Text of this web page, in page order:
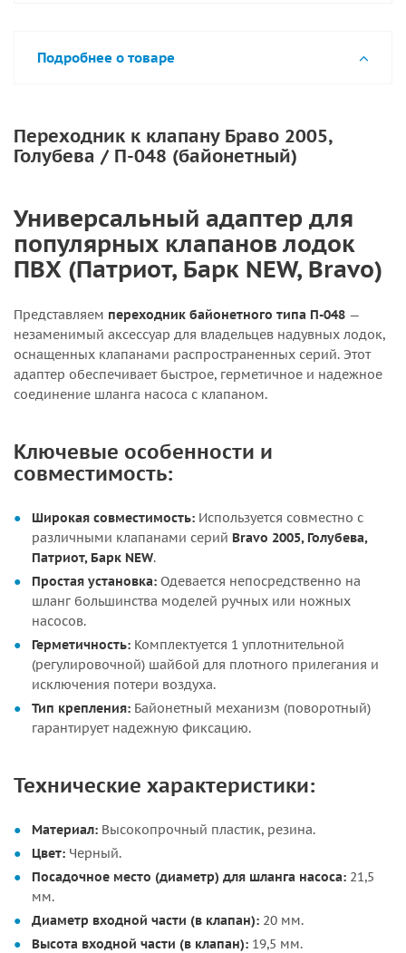
Подробнее о товаре
Переходник к клапану Браво 2005,
Голубева / П-048 (байонетный)
Универсальный адаптер для
популярных клапанов лодок
ПВХ (Патриот, Барк NEW, Bravo)
Представляем переходник байонетного типа П-048 —
незаменимый аксессуар для владельцев надувных лодок,
оснащенных клапанами распространенных серий. Этот
адаптер обеспечивает быстрое, герметичное и надежное
соединение шланга насоса с клапаном.
Ключевые особенности и
совместимость:
Широкая совместимость: Используется совместно с
различными клапанами серий Bravo 2005, Голубева,
Патриот, Барк NEW.
Простая установка: Одевается непосредственно на
шланг большинства моделей ручных или ножных
насосов.
Герметичность: Комплектуется 1 уплотнительной
(регулировочной) шайбой для плотного прилегания и
исключения потери воздуха.
Тип крепления: Байонетный механизм (поворотный)
гарантирует надежную фиксацию.
Технические характеристики:
Материал: Высокопрочный пластик, резина.
Цвет: Черный.
Посадочное место (диаметр) для шланга насоса: 21,5
мм.
Диаметр входной части (в клапан): 20 мм.
Высота входной части (в клапан): 19,5 мм.